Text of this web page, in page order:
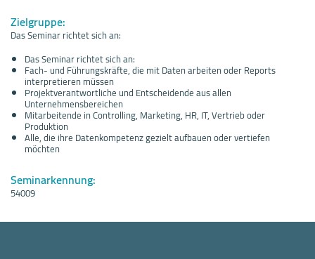
Zielgruppe:
Das Seminar richtet sich an:
Das Seminar richtet sich an:
Fach- und Führungskräfte, die mit Daten arbeiten oder Reports
interpretieren müssen
Projektverantwortliche und Entscheidende aus allen
Unternehmensbereichen
Mitarbeitende in Controlling, Marketing, HR, IT, Vertrieb oder
Produktion
Alle, die ihre Datenkompetenz gezielt aufbauen oder vertiefen
möchten
Seminarkennung:
54009